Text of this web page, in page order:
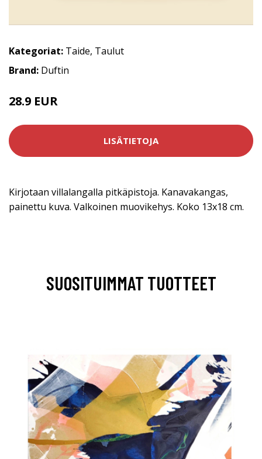
Kategoriat: Taide, Taulut
Brand: Duftin
28.9 EUR
LISÄTIETOJA
Kirjotaan villalangalla pitkäpistoja. Kanavakangas,
painettu kuva. Valkoinen muovikehys. Koko 13x18 cm.
SUOSITUIMMAT TUOTTEET